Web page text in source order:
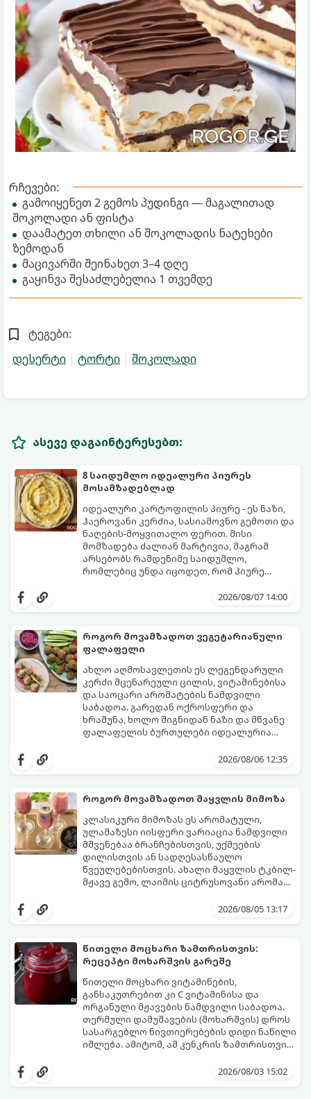
რჩევები:
გამოიყენეთ 2 გემოს პუდინგი — მაგალითად
შოკოლადი ან ფისტა
დაამატეთ თხილი ან შოკოლადის ნატეხები
ზემოდან
მაცივარში შეინახეთ 3–4 დღე
გაყინვა შესაძლებელია 1 თვემდე
ტეგები:
დესერტი
ტორტი შოკოლადი
ასევე დაგაინტერესებთ:
8 საიდუმლო იდეალური პიურეს
მოსამზადებლად
იდეალური კარტოფილის პიურე - ეს ნაზი,
ჰაეროვანი კერძია, სასიამოვნო გემოთი და
ნაღების-მოყვითალო ფერით. მისი
მომზადება ძალიან მარტივია, მაგრამ
არსებობს რამდენიმე საიდუმლო,
რომლებიც უნდა იცოდეთ, რომ პიურე
2026/08/07 14:00
როგორ მოვამზადოთ ვეგეტარიანული
ფალაფელი
ახლო აღმოსავლეთის ეს ლეგენდარული
კერძი მცენარეული ცილის, ვიტამინებისა
და საოცარი არომატების ნამდვილი
საბადოა. გარედან ოქროსფერი და
ხრაშუნა, ხოლო შიგნიდან ნაზი და მწვანე
ფალაფელის ბურთულები იდეალურია
სალათებთან ერთად ან ტახინის (სესამის)
მდგომარეობს, რომ გამოიყენება
შეწვისას ფორმა იდეალურად შეინარჩუნოს
და არ დაიშალოს.
მომზადების დრო: 20 წუთი (დამატებით
მუხუდოს ჩალბობის დრო: 12-24 საათი)
შეწვის დრო: 10–15 წუთი ულუფა: 20–24 ცალი
ბურთულა (4–6 პორცია)
2026/08/06 12:35
როგორ მოვამზადოთ მაყვლის მიმოზა
კლასიკური მიმოზას ეს არომატული,
ულამაზესი იისფერი ვარიაცია ნამდვილი
მშვენებაა ბრანჩებისთვის, უქმეების
დილისთვის ან სადღესასწაულო
წვეულებებისთვის. ახალი მაყვლის ტკბილ-
მჟავე გემო, ლაიმის ციტრუსოვანი არომატი
საოცრად დახვეწილ და მაგრილებელ
და მის მომზადებას მინიმალური
პორცია
2026/08/05 13:17
წითელი მოცხარი ზამთრისთვის:
რეცეპტი მოხარშვის გარეშე
წითელი მოცხარი ვიტამინების,
განსაკუთრებით კი C ვიტამინისა და
ორგანული მჟავების ნამდვილი საბადოა.
თერმული დამუშავების (მოხარშვის) დროს
სასარგებლო ნივთიერებების დიდი ნაწილი
იშლება. ამიტომ, ამ კენკრის ზამთრისთვის
მომზადებაა - მოხარშვის გარეშე.
ბუნებრივ, კაშკაშა გემოს, არომატს და
2026/08/03 15:02